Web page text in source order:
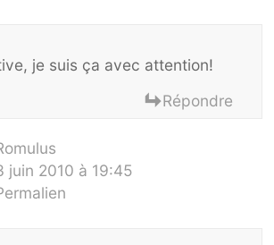
je suis ça avec attention!
Répondre
juin 2010 à 19:45